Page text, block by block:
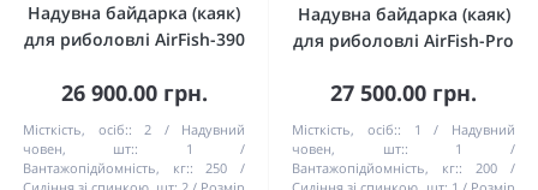
Надувна байдарка (каяк)
для риболовлі AirFish-390
26 900.00 грн.
Місткість, осіб:: 2
Надувний
човен, шт::
1
Вантажопідйомність, кг::
250
Надувна байдарка (каяк)
для риболовлі AirFish-Pro
27 500.00 грн.
Місткість, осіб:: 1
Надувний
човен, шт::
1
Вантажопідйомність, кг::
200